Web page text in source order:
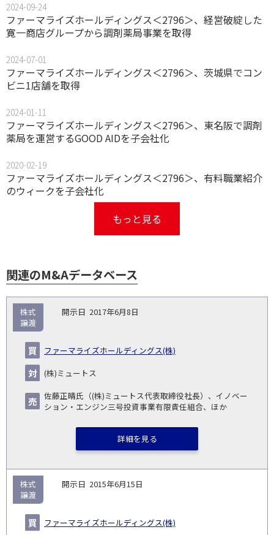
2024-09-24
ファーマライズホールディングス＜2796＞、経営破綻した
寛一商店グループから調剤薬局事業を取得
2024-07-01
ファーマライズホールディングス＜2796＞、茨城県でコン
ビニ1店舗を取得
2024-01-11
ファーマライズホールディングス＜2796＞、東名阪で調剤
薬局を運営するGOOD AIDを子会社化
2020-02-19
ファーマライズホールディングス＜2796＞、有料職業紹介
のウィークを子会社化
もっと見る
関連のM&Aデータベース
示
い
企
業・
事業
り
種
キー
ム
▽
2017年6月8日
ファーマライズホールディングス(株)
(株)ミュートス
佐藤正晴氏（(株)ミュートス代表取締役社長）、イノベー
ション・エンジン三号投資事業有限責任組合、ほか
株式
譲渡
詳細を見る
2015年6月15日
ファーマライズホールディングス(株)
株式
譲渡